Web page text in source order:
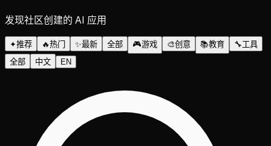
发现社区创建的 AI 应用
✦推荐 🔥热门 ✨最新 全部 🎮游戏 🎨创意 📚教育 🔧工具
全部
中文 EN